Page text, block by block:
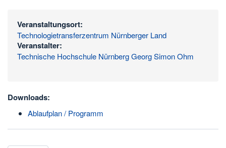
Veranstaltungsort:
Technologietransferzentrum Nürnberger Land
Veranstalter:
Technische Hochschule Nürnberg Georg Simon Ohm
Downloads:
Ablaufplan / Programm